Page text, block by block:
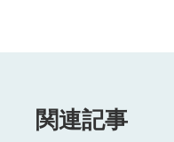
関連記事